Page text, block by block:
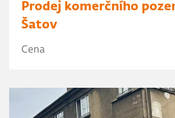
Prodej komerčního
Šatov
Cena